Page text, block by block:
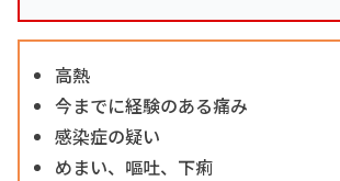
高熱
今までに経験のある痛み
感染症の疑い
めまい、嘔吐、下痢